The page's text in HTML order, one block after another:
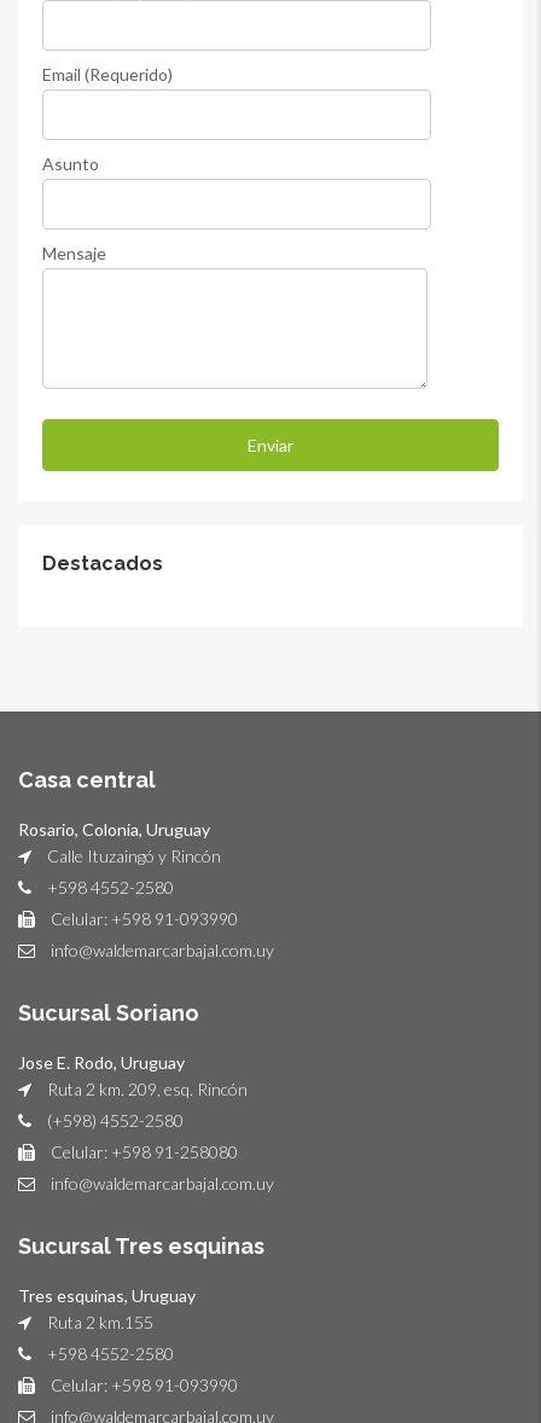
Email (Requerido)
Asunto
Mensaje
Destacados
Casa central
Rosario, Colonia, Uruguay
Calle Ituzaingó y Rincón
+598 4552-2580
Celular: +598 91-093990
info@waldemarcarbajal.com.uy
Sucursal Soriano
Jose E. Rodo, Uruguay
Ruta 2 km. 209, esq. Rincón
(+598) 4552-2580
Celular: +598 91-258080
info@waldemarcarbajal.com.uy
Sucursal Tres esquinas
Tres esquinas, Uruguay
Ruta 2 km.155
+598 4552-2580
Celular: +598 91-093990
info@waldemarcarbajal.com.uy